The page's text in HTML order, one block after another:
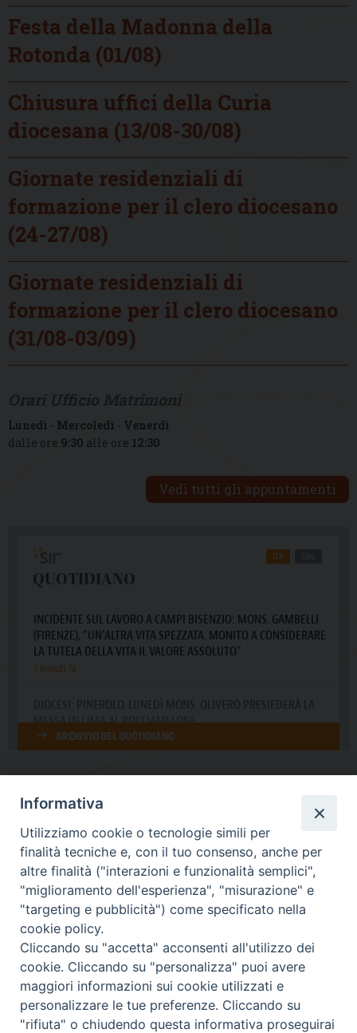
Festa della Madonna della
Rotonda (01/08)
Chiusura uffici della Curia
diocesana (13/08-30/08)
Giornate residenziali di
formazione per il clero diocesano
(24-27/08)
Giornate residenziali di
formazione per il clero diocesano
(31/08-03/09)
Lunedì - Mercoledì - Venerdì
dalle ore 9:30 alle ore 12:30
Vedi tutti gli appuntamenti
DIOCESI SUBURBICARIA DI ALBANO
Contatti:Tel.: 06.93268401 - Fax.: 06.9323844
E-mail:curia@diocesidialbano.it
Orari: dal Lunedì al Venerdì Ore: 9:00 - 13:00
Lunedì, Mercoledì e Venerdì, Ore 9:30 - 12:30
Diocesi Suburbicaria di Albano
Informativa
Utilizziamo cookie o tecnologie simili per
finalità tecniche e, con il tuo consenso, anche per
altre finalità ("interazioni e funzionalità semplici",
"miglioramento dell'esperienza", "misurazione" e
"targeting e pubblicità") come specificato nella
cookie policy.
Cliccando su "accetta" acconsenti all'utilizzo dei
cookie. Cliccando su "personalizza" puoi avere
maggiori informazioni sui cookie utilizzati e
personalizzare le tue preferenze. Cliccando su
"rifiuta" o chiudendo questa informativa proseguirai